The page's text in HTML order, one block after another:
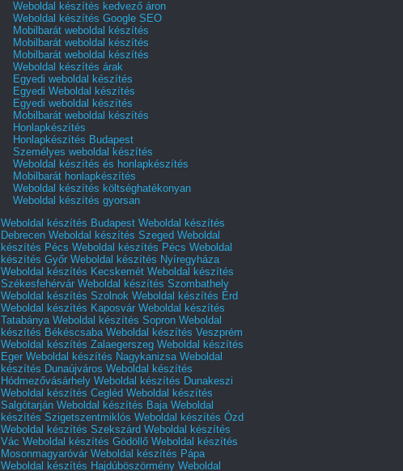
Weboldal készítés kedvező áron
Weboldal készítés Google SEO
Mobilbarát weboldal készítés
Mobilbarát weboldal készítés
Mobilbarát weboldal készítés
Weboldal készítés árak
Egyedi weboldal készítés
Egyedi Weboldal készítés
Egyedi weboldal készítés
Mobilbarát weboldal készítés
Honlapkészítés
Honlapkészítés Budapest
Személyes weboldal készítés
Weboldal készítés és honlapkészítés
Mobilbarát honlapkészítés
Weboldal készítés költséghatékonyan
Weboldal készítés gyorsan
Weboldal készítés Budapest Weboldal készítés
Debrecen Weboldal készítés Szeged Weboldal
készítés Pécs Weboldal készítés Pécs Weboldal
készítés Győr Weboldal készítés Nyíregyháza
Weboldal készítés Kecskemét Weboldal készítés
Székesfehérvár Weboldal készítés Szombathely
Weboldal készítés Szolnok Weboldal készítés Érd
Weboldal készítés Kaposvár Weboldal készítés
Tatabánya Weboldal készítés Sopron Weboldal
készítés Békéscsaba Weboldal készítés Veszprém
Weboldal készítés Zalaegerszeg Weboldal készítés
Eger Weboldal készítés Nagykanizsa Weboldal
készítés Dunaújváros Weboldal készítés
Hódmezővásárhely Weboldal készítés Dunakeszi
Weboldal készítés Cegléd Weboldal készítés
Salgótarján Weboldal készítés Baja Weboldal
készítés Szigetszentmiklós Weboldal készítés Ózd
Weboldal készítés Szekszárd Weboldal készítés
Vác Weboldal készítés Gödöllő Weboldal készítés
Mosonmagyaróvár Weboldal készítés Pápa
Weboldal készítés Hajdúböszörmény Weboldal